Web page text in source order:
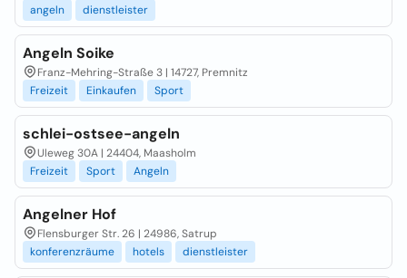
angeln
dienstleister
Angeln Soike
Franz-Mehring-Straße 3 | 14727, Premnitz
Freizeit
Einkaufen Sport
schlei-ostsee-angeln
Uleweg 30A | 24404, Maasholm
Freizeit
Sport Angeln
Angelner Hof
Flensburger Str. 26 | 24986, Satrup
konferenzräume
hotels dienstleister